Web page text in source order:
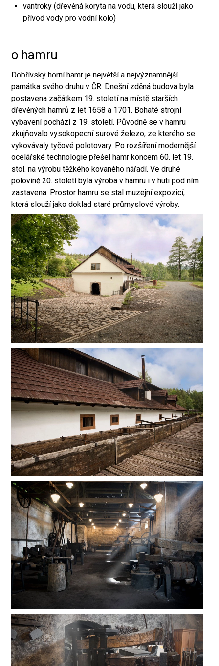
vantroky (dřevěná koryta na vodu, která slouží jako
přívod vody pro vodní kolo)
o hamru
Dobřívský horní hamr je největší a nejvýznamnější
památka svého druhu v ČR. Dnešní zděná budova byla
postavena začátkem 19. století na místě starších
dřevěných hamrů z let 1658 a 1701. Bohaté strojní
vybavení pochází z 19. století. Původně se v hamru
zkujňovalo vysokopecní surové železo, ze kterého se
vykovávaly tyčové polotovary. Po rozšíření modernější
ocelářské technologie přešel hamr koncem 60. let 19.
stol. na výrobu těžkého kovaného nářadí. Ve druhé
polovině 20. století byla výroba v hamru i v huti pod ním
zastavena. Prostor hamru se stal muzejní expozicí,
která slouží jako doklad staré průmyslové výroby.